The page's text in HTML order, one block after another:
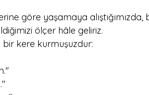
göre yaşamaya
ölçer hâle geliriz.
kere kurmuşuzdur: